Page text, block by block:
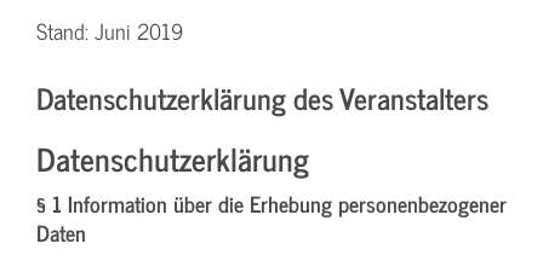
Stand: Juni 2019
Datenschutzerklärung des Veranstalters
Datenschutzerklärung
§ 1 Information über die Erhebung personenbezogener
Daten